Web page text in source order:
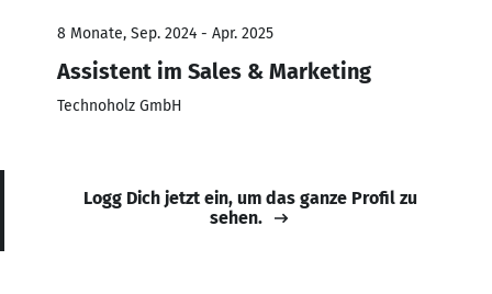
8 Monate, Sep. 2024 - Apr. 2025
Assistent im Sales & Marketing
Technoholz GmbH
Logg Dich jetzt ein, um das ganze Profil zu
sehen.